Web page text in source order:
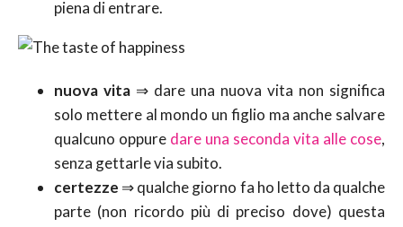
piena di entrare.
nuova vita ⇒ dare una nuova vita non significa
solo mettere al mondo un figlio ma anche salvare
qualcuno oppure dare una seconda vita alle cose,
senza gettarle via subito.
certezze ⇒ qualche giorno fa ho letto da qualche
parte (non ricordo più di preciso dove) questa